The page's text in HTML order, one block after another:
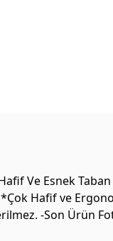
Ve Esnek
Hafif ve
-Son Ürün